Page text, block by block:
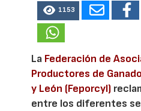
1153
La Federación de
Productores de
y León (Feporcyl)
entre los diferentes